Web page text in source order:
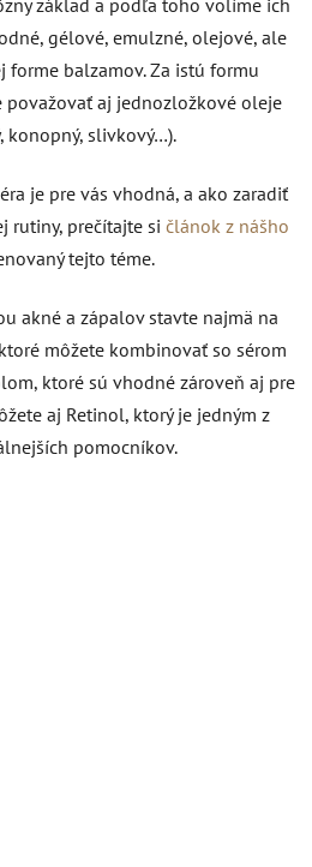
gélové, emulzné, olejové, ale
forme balzamov. Za istú formu
považovať aj jednozložkové oleje
konopný, slivkový…).
je pre vás vhodná, a ako zaradiť
rutiny, prečítajte si článok z nášho
tejto téme.
akné a zápalov stavte najmä na
môžete kombinovať so sérom
ktoré sú vhodné zároveň aj pre
aj Retinol, ktorý je jedným z
pomocníkov.